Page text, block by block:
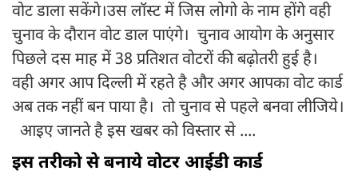
वोट डाला सकेंगे।उस लॉस्ट में जिस लोगो के नाम होंगे वही
चुनाव के दौरान वोट डाल पाएंगे। चुनाव आयोग के अनुसार
पिछले दस माह में 38 प्रतिशत वोटरों की बढ़ोतरी हुई है।
वही अगर आप दिल्ली में रहते है और अगर आपका वोट कार्ड
अब तक नहीं बन पाया है। तो चुनाव से पहले बनवा लीजिये।
आइए जानते है इस खबर को विस्तार से ....
इस तरीको से बनाये वोटर आईडी कार्ड